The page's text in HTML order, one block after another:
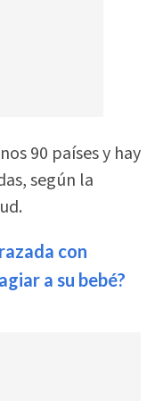
90 países y hay
según la
con
a su bebé?